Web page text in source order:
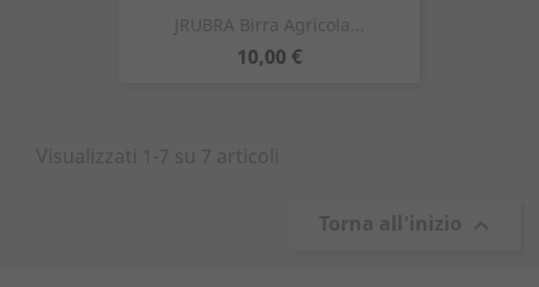
JRUBRA Birra Agricola...
Prezzo
10,00 €
Visualizzati 1-7 su 7 articoli
Torna all'inizio 